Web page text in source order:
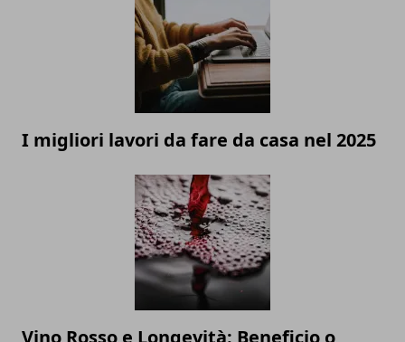
I migliori lavori da fare da casa nel 2025
Vino Rosso e Longevità: Beneficio o